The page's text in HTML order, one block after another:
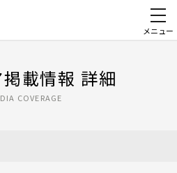
メニュー
載情報 詳細
COVERAGE